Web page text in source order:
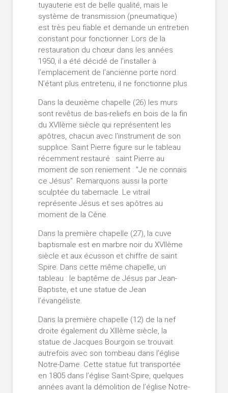
tuyauterie est de belle qualité, mais le
système de transmission (pneumatique)
est très peu fiable et demande un entretien
constant pour fonctionner. Lors de la
restauration du chœur dans les années
1950, il a été décidé de l’installer à
l’emplacement de l’ancienne porte nord.
N’étant plus entretenu, il ne fonctionne plus.
Dans la deuxième chapelle (26) les murs
sont revêtus de bas-reliefs en bois de la fin
du XVIIème siècle qui représentent les
apôtres, chacun avec l’instrument de son
supplice. Saint Pierre figure sur le tableau
récemment restauré : saint Pierre au
moment de son reniement : "Je ne connais
ce Jésus". Remarquons aussi la porte
sculptée du tabernacle. Le vitrail
représente Jésus et ses apôtres au
moment de la Cène.
Dans la première chapelle (27), la cuve
baptismale est en marbre noir du XVIIème
siècle et aux écusson et chiffre de saint
Spire. Dans cette même chapelle, un
tableau : le baptême de Jésus par Jean-
Baptiste, et une statue de Jean
l’évangéliste.
Dans la première chapelle (12) de la nef
droite également du XIIIème siècle, la
statue de Jacques Bourgoin se trouvait
autrefois avec son tombeau dans l’église
Notre-Dame. Cette statue fut transportée
en 1805 dans l’église Saint-Spire, quelques
années avant la démolition de l’église Notre-